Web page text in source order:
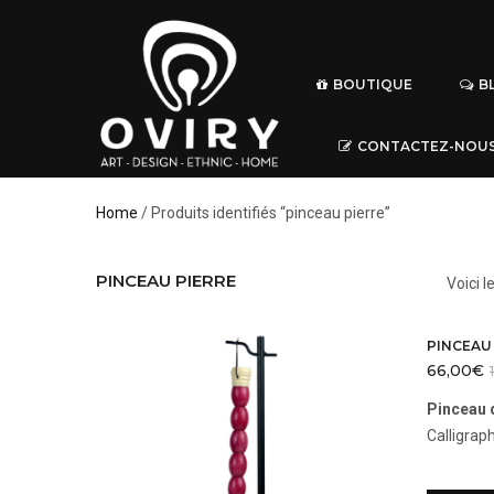
BOUTIQUE
CONTACTEZ-
Home / Produits identifiés “pinceau pierre”
PINCEAU PIERRE Voici
66,00€
Pinceau